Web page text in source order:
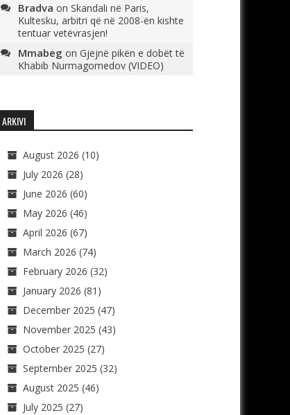
Bradva on Skandali në Paris,
Kultesku, arbitri që në 2008-ën kishte
tentuar vetëvrasjen!
Mmabeg on Gjejnë pikën e dobët të
Khabib Nurmagomedov (VIDEO)
ARKIVI
August 2026 (10)
July 2026 (28)
June 2026 (60)
May 2026 (46)
April 2026 (67)
March 2026 (74)
February 2026 (32)
January 2026 (81)
December 2025 (47)
November 2025 (43)
October 2025 (27)
September 2025 (32)
August 2025 (46)
July 2025 (27)